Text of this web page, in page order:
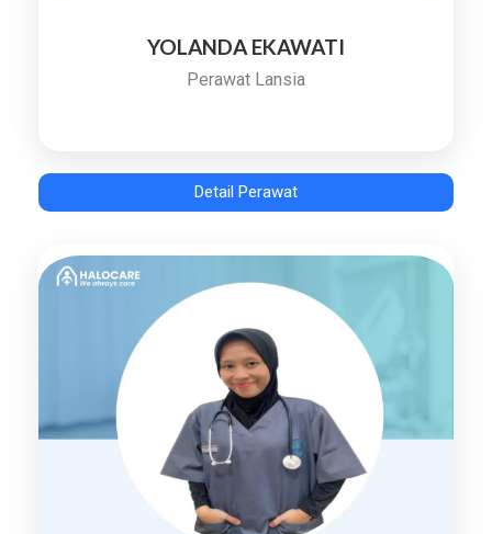
YOLANDA EKAWATI
Perawat Lansia
Detail Perawat